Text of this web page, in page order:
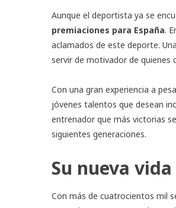
Aunque el deportista ya se
premiaciones para España.
aclamados de este deporte.
servir de motivador de quienes
Con una gran experiencia a
jóvenes talentos que desean
entrenador que más victorias
siguientes generaciones.
Su nueva
Con más de cuatrocientos mil